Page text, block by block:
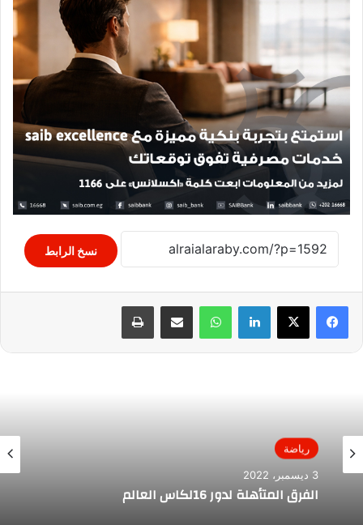
نسخ الرابط
لينكدإن واتساب مشاركة عبر البريد طباعة
رياضة
3 ديسمبر، 2022
الفرق المتأهلة لدور 16لكاس العالم